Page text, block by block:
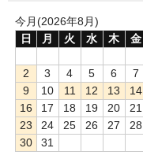
今月(2026年8月)
日
月 火 水 木 金
2
3 4 5 6 7
9
10 11 12 13 14
16
17 18 19 20 21
23
24 25 26 27 28
30
31